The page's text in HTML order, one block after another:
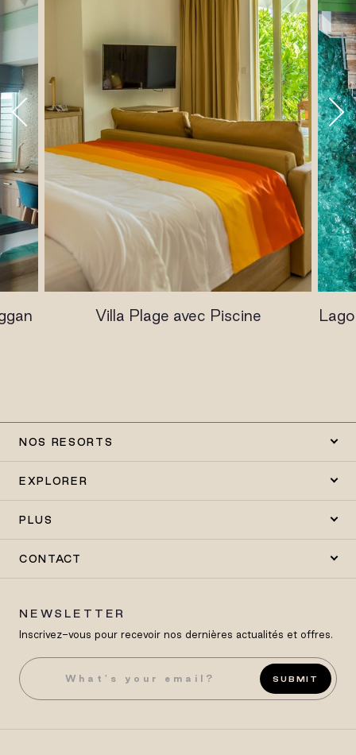
Villa Plage avec Piscine
NOS RESORTS
EXPLORER
PLUS
CONTACT
NEWSLETTER
Inscrivez-vous pour recevoir nos dernières actualités et offres.
SUBMIT